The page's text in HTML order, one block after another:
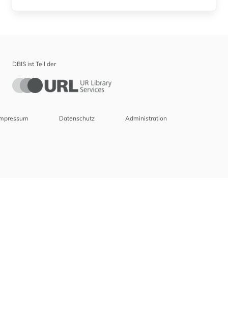
DBIS ist Teil der
Datenschutz Administration